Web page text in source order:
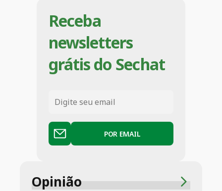
Receba
newsletters
grátis do Sechat
POR EMAIL
Opinião